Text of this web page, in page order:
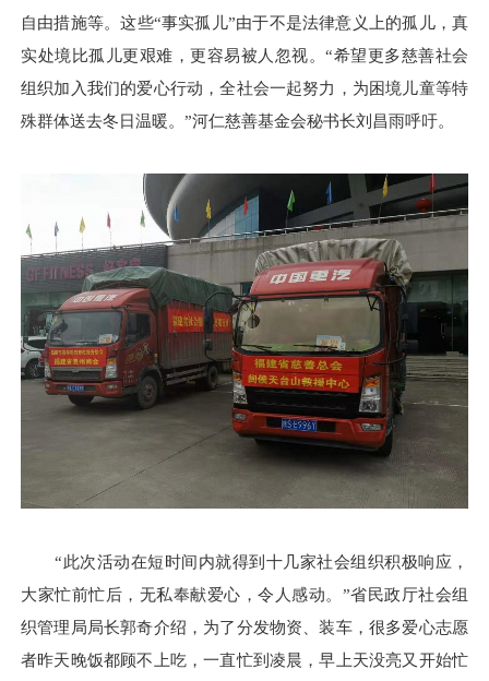
自由措施等。这些“事实孤儿”由于不是法律意义上的孤儿，真
实处境比孤儿更艰难，更容易被人忽视。“希望更多慈善社会
组织加入我们的爱心行动，全社会一起努力，为困境儿童等特
殊群体送去冬日温暖。”河仁慈善基金会秘书长刘昌雨呼吁。
“此次活动在短时间内就得到十几家社会组织积极响应，
大家忙前忙后，无私奉献爱心，令人感动。”省民政厅社会组
织管理局局长郭奇介绍，为了分发物资、装车，很多爱心志愿
者昨天晚饭都顾不上吃，一直忙到凌晨，早上天没亮又开始忙